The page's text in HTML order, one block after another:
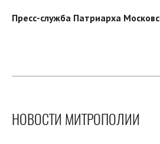
Пресс-служба Патриарха
НОВОСТИ МИТРОПОЛИИ